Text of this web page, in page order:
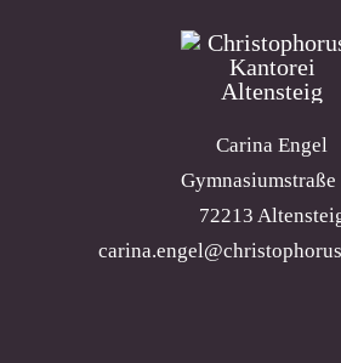
Carina Engel
Gymnasiumstraße
72213